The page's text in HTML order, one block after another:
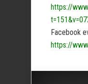
https://
Facebook
https://